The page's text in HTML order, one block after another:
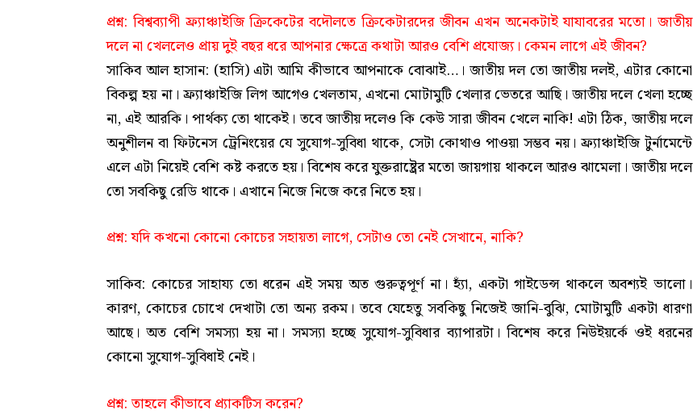
প্রশ্ন: বিশ্বব্যাপী ফ্র্যাঞ্চাইজি ক্রিকেটের বদৌলতে ক্রিকেটারদের জীবন এখন অনেকটাই যাযাবরের মতো। জাতীয়
দলে না খেললেও প্রায় দুই বছর ধরে আপনার ক্ষেত্রে কথাটা আরও বেশি প্রযোজ্য। কেমন লাগে এই জীবন?
সাকিব আল হাসান: (হাসি) এটা আমি কীভাবে আপনাকে বোঝাই…। জাতীয় দল তো জাতীয় দলই, এটার কোনো
বিকল্প হয় না। ফ্র্যাঞ্চাইজি লিগ আগেও খেলতাম, এখনো মোটামুটি খেলার ভেতরে আছি। জাতীয় দলে খেলা হচ্ছে
না, এই আরকি। পার্থক্য তো থাকেই। তবে জাতীয় দলেও কি কেউ সারা জীবন খেলে নাকি! এটা ঠিক, জাতীয় দলে
অনুশীলন বা ফিটনেস ট্রেনিংয়ের যে সুযোগ-সুবিধা থাকে, সেটা কোথাও পাওয়া সম্ভব নয়। ফ্র্যাঞ্চাইজি টুর্নামেন্টে
এলে এটা নিয়েই বেশি কষ্ট করতে হয়। বিশেষ করে যুক্তরাষ্ট্রের মতো জায়গায় থাকলে আরও ঝামেলা। জাতীয় দলে
তো সবকিছু রেডি থাকে। এখানে নিজে নিজে করে নিতে হয়।
প্রশ্ন: যদি কখনো কোনো কোচের সহায়তা লাগে, সেটাও তো নেই সেখানে, নাকি?
সাকিব: কোচের সাহায্য তো ধরেন এই সময় অত গুরুত্বপূর্ণ না। হ্যাঁ, একটা গাইডেন্স থাকলে অবশ্যই ভালো।
কারণ, কোচের চোখে দেখাটা তো অন্য রকম। তবে যেহেতু সবকিছু নিজেই জানি-বুঝি, মোটামুটি একটা ধারণা
আছে। অত বেশি সমস্যা হয় না। সমস্যা হচ্ছে সুযোগ-সুবিধার ব্যাপারটা। বিশেষ করে নিউইয়র্কে ওই ধরনের
কোনো সুযোগ-সুবিধাই নেই।
প্রশ্ন: তাহলে কীভাবে প্র্যাকটিস করেন?